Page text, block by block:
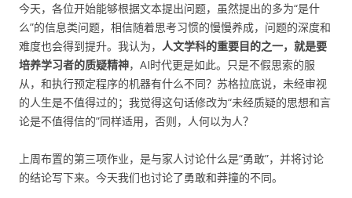
今天，各位开始能够根据文本提出问题，虽然提出的多为“是什
么”的信息类问题，相信随着思考习惯的慢慢养成，问题的深度和
难度也会得到提升。我认为， 人文学科的重要目的之一，就是要
培养学习者的质疑精神，AI时代更是如此。只是不假思索的服
从，和执行预定程序的机器有什么不同？苏格拉底说，未经审视
的人生是不值得过的；我觉得这句话修改为“未经质疑的思想和言
论是不值得信的”同样适用，否则，人何以为人？
上周布置的第三项作业，是与家人讨论什么是“勇敢”，并将讨论
的结论写下来。今天我们也讨论了勇敢和莽撞的不同。